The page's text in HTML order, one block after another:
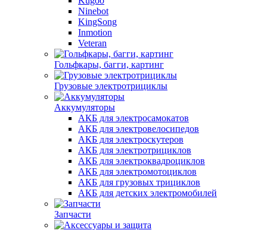
Ninebot
KingSong
Inmotion
Veteran
Гольфкары, багги, картинг
Грузовые электротрициклы
Аккумуляторы
АКБ для электросамокатов
АКБ для электровелосипедов
АКБ для электроскутеров
АКБ для электротрициклов
АКБ для электроквадроциклов
АКБ для электромотоциклов
АКБ для грузовых трициклов
АКБ для детских электромобилей
Запчасти